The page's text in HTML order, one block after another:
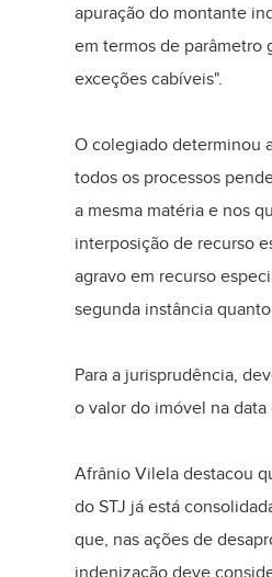
apuração do montante
em termos de parâmetro
exceções cabíveis".
O colegiado determinou
todos os processos
a mesma matéria e nos
interposição de recurso
agravo em recurso
segunda instância
Para a jurisprudência,
o valor do imóvel na data
Afrânio Vilela destacou
do STJ já está
que, nas ações de
indenização deve